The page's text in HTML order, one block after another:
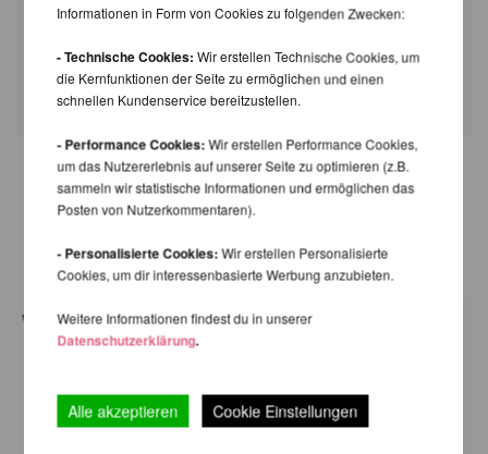
WIR EMPFEHLEN IHNEN NOCH
FOLGENDE PRODUKTE
Informationen in Form von Cookies zu folgenden Zwecken:
- Technische Cookies: Wir erstellen Technische Cookies, um
die Kernfunktionen der Seite zu ermöglichen und einen
schnellen Kundenservice bereitzustellen.
- Performance Cookies:Wir erstellen Performance Cookies,
um das Nutzererlebnis auf unserer Seite zu optimieren (z.B.
sammeln wir statistische Informationen und ermöglichen das
Posten von Nutzerkommentaren).
- Personalisierte Cookies:Wir erstellen Personalisierte
Cookies, um dir interessenbasierte Werbung anzubieten.
Weitere Informationen findest du in unserer
Datenschutzerklärung.
Alle akzeptieren Cookie Einstellungen